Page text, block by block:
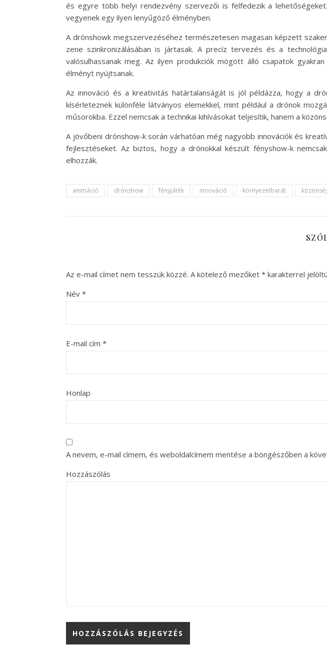
és egyre több helyi rendezvény szervezői is felfedezik a
vegyenek egy ilyen lenyűgöző élményben.
A drónshowk megszervezéséhez természetesen magasan képzett
zene szinkronizálásában is jártasak. A precíz tervezés és a
valósulhassanak meg. Az ilyen produkciók mögött álló csapatok
élményt nyújtsanak.
Az innováció és a kreativitás határtalanságát is jól példázza, hogy a
kísérleteznek különféle látványos elemekkel, mint például a drónok
műsorokba. Ezzel nemcsak a technikai kihívásokat teljesítik, hanem a
A jövőbeni drónshow-k során várhatóan még nagyobb innovációk és
fejlesztéseket. Az biztos, hogy a drónokkal készült fényshow-k
elhozzák.
animáció drónshow fényjáték innováció környezetbarát
Az e-mail címet nem tesszük közzé. A kötelező mezőket * karakterrel
Név *
E-mail cím *
Honlap
A nevem, e-mail címem, és weboldalcímem mentése a böngészőben a
Hozzászólás